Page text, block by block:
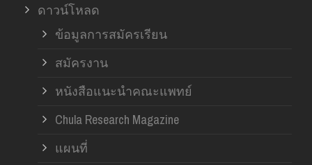
ดาวน์โหลด
ข้อมูลการสมัครเรียน
สมัครงาน
หนังสือแนะนำคณะแพทย์
Chula Research Magazine
แผนที่